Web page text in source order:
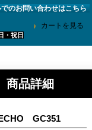
のお問い合わせはこちら
カートを見る
・祝日
商品詳細
GC351